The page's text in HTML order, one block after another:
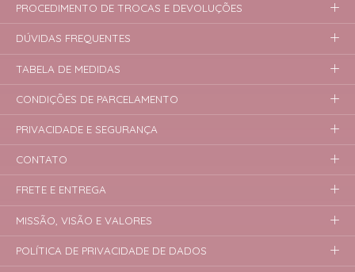
PROCEDIMENTO DE TROCAS E DEVOLUÇÕES
DÚVIDAS FREQUENTES
TABELA DE MEDIDAS
CONDIÇÕES DE PARCELAMENTO
PRIVACIDADE E SEGURANÇA
CONTATO
FRETE E ENTREGA
MISSÃO, VISÃO E VALORES
POLÍTICA DE PRIVACIDADE DE DADOS